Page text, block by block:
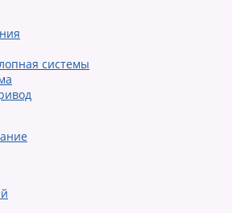
системы